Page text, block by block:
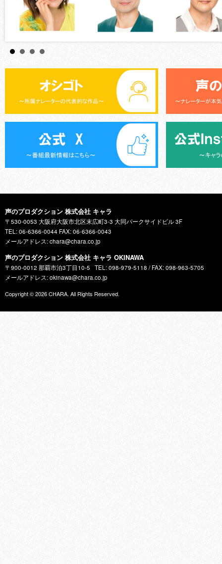
声のプロダクション 株式会社 キャラ
〒530-0053 大阪府大阪市北区末広町3-3 大同パークサイドビル 3F
TEL: 06-6366-0044 FAX: 06-6366-0043
メールアドレス: chara@chara.co.jp
声のプロダクション 株式会社 キャラ OKINAWA
〒900-0012 那覇市泊3丁目10-5
TEL: 098-979-5118 / FAX: 098-963-5705
メールアドレス: okinawa@chara.co.jp
Copyright © 2026CHARA. All Rights Reserved.